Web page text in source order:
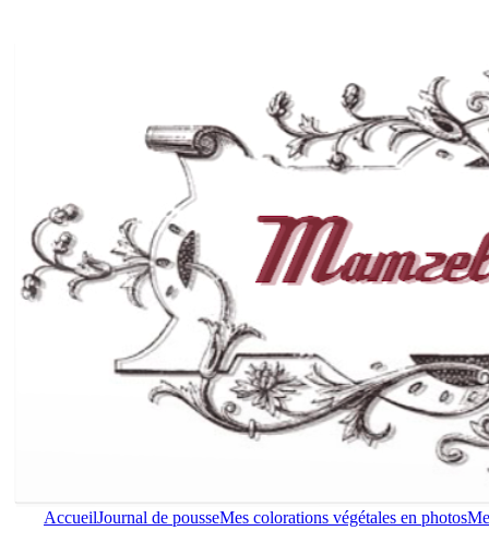
AccueilJournal de pousseMes colorations végétales en photos